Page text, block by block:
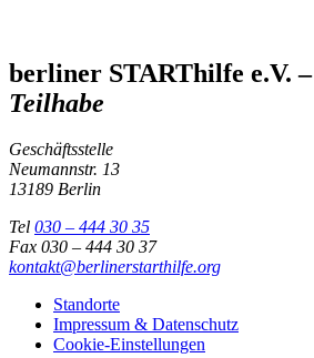
berliner STARThilfe e.V. –
Teilhabe
Geschäftsstelle
Neumannstr. 13
13189 Berlin
Tel 030 – 444 30 35
Fax 030 – 444 30 37
kontakt@berlinerstarthilfe.org
Standorte
Impressum & Datenschutz
Cookie-Einstellungen